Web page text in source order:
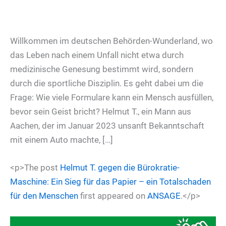
Willkommen im deutschen Behörden-Wunderland, wo
das Leben nach einem Unfall nicht etwa durch
medizinische Genesung bestimmt wird, sondern
durch die sportliche Disziplin. Es geht dabei um die
Frage: Wie viele Formulare kann ein Mensch ausfüllen,
bevor sein Geist bricht? Helmut T., ein Mann aus
Aachen, der im Januar 2023 unsanft Bekanntschaft
mit einem Auto machte, […]
<p>The post Helmut T. gegen die Bürokratie-
Maschine: Ein Sieg für das Papier – ein Totalschaden
für den Menschen first appeared on ANSAGE.</p>